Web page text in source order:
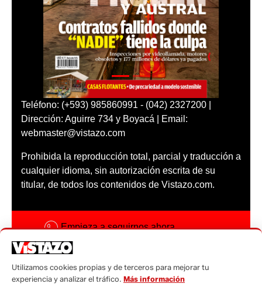
Teléfono: (+593) 985860991 - (042) 2327200 |
Dirección: Aguirre 734 y Boyacá | Email:
webmaster@vistazo.com
Prohibida la reproducción total, parcial y traducción a
cualquier idioma, sin autorización escrita de su
titular, de todos los contenidos de Vistazo.com.
Empieza a seguirnos ahora
Código ética
Utilizamos cookies propias y de terceros para mejorar tu
experiencia y analizar el tráfico. Más información